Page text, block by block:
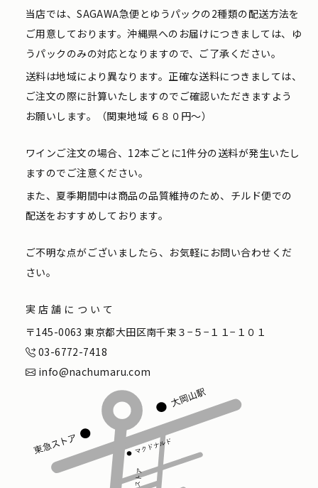
当店では、SAGAWA急便とゆうパックの2種類の配送方法を
ご用意しております。沖縄県へのお届けにつきましては、ゆ
うパックのみの対応となりますので、ご了承ください。
送料は地域により異なります。正確な送料につきましては、
ご注文の際に計算いたしますのでご確認いただきますよう
お願いします。（関東地域 ６８０円〜）
ワインご注文の場合、12本ごとに1件分の送料が発生いたし
ますのでご注意ください。
また、夏季期間中は商品の品質維持のため、チルド便での
配送をおすすめしております。
ご不明な点がございましたら、お気軽にお問い合わせくだ
さい。
実店舗について
〒145-0063 東京都大田区南千束３−５−１１−１０１
03-6772-7418
info@nachumaru.com